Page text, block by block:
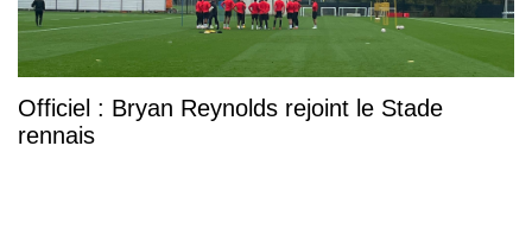
Officiel : Bryan Reynolds rejoint le Stade
rennais